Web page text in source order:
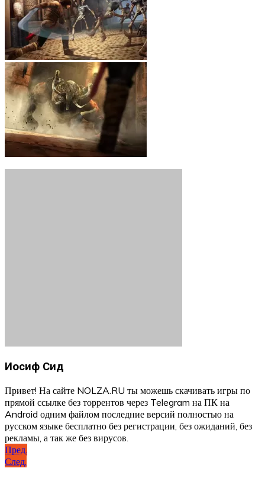
Иосиф Сид
Привет! На сайте NOLZA.RU ты можешь скачивать игры по
прямой ссылке без торрентов через Telegram на ПК на
Android одним файлом последние версий полностью на
русском языке бесплатно без регистрации, без ожиданий, без
рекламы, а так же без вирусов.
Навигация
по
Пред.
След.